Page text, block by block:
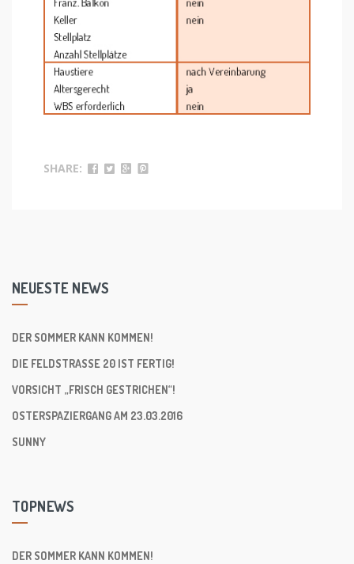
SHARE:
NEUESTE NEWS
DER SOMMER KANN KOMMEN!
DIE FELDSTRASSE 20 IST FERTIG!
VORSICHT „FRISCH GESTRICHEN“!
OSTERSPAZIERGANG AM 23.03.2016
SUNNY
TOPNEWS
DER SOMMER KANN KOMMEN!